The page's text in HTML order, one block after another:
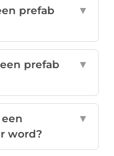
prefab
▼
prefab
▼
word?
▼